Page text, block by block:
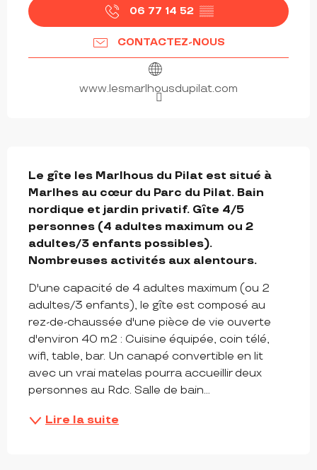
06 77 14 52 ▒▒
CONTACTEZ-NOUS
www.lesmarlhousdupilat.com
Le gîte les Marlhous du Pilat est situé à
Marlhes au cœur du Parc du Pilat. Bain
nordique et jardin privatif. Gîte 4/5
personnes (4 adultes maximum ou 2
adultes/3 enfants possibles).
Nombreuses activités aux alentours.
D'une capacité de 4 adultes maximum (ou 2
adultes/3 enfants), le gîte est composé au
rez-de-chaussée d'une pièce de vie ouverte
d'environ 40 m2 : Cuisine équipée, coin télé,
wifi, table, bar. Un canapé convertible en lit
avec un vrai matelas pourra accueillir deux
personnes au Rdc. Salle de bain...
Lire la suite